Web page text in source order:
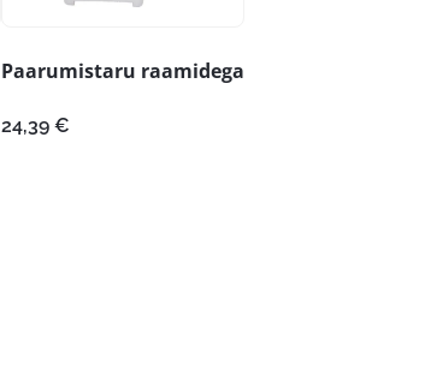
Paarumistaru raamidega
24,39 €